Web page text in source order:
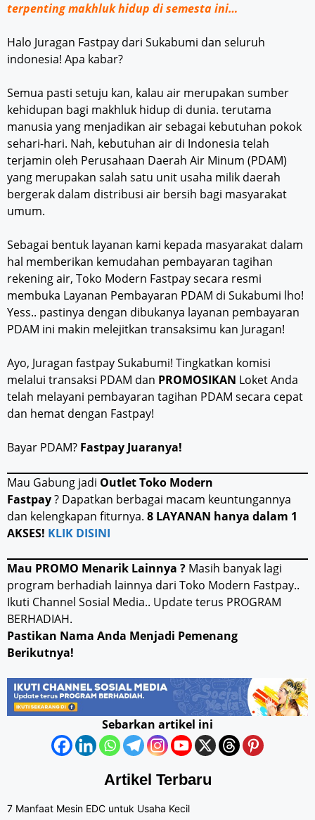
terpenting makhluk hidup di semesta ini…
Halo Juragan Fastpay dari Sukabumi dan seluruh
indonesia! Apa kabar?
Semua pasti setuju kan, kalau air merupakan sumber
kehidupan bagi makhluk hidup di dunia. terutama
manusia yang menjadikan air sebagai kebutuhan pokok
sehari-hari. Nah, kebutuhan air di Indonesia telah
terjamin oleh Perusahaan Daerah Air Minum (PDAM)
yang merupakan salah satu unit usaha milik daerah
bergerak dalam distribusi air bersih bagi masyarakat
umum.
Sebagai bentuk layanan kami kepada masyarakat dalam
hal memberikan kemudahan pembayaran tagihan
rekening air, Toko Modern Fastpay secara resmi
membuka Layanan Pembayaran PDAM di Sukabumi lho!
Yess.. pastinya dengan dibukanya layanan pembayaran
PDAM ini makin melejitkan transaksimu kan Juragan!
Ayo, Juragan fastpay Sukabumi! Tingkatkan komisi
melalui transaksi PDAM dan PROMOSIKAN Loket Anda
telah melayani pembayaran tagihan PDAM secara cepat
dan hemat dengan Fastpay!
Bayar PDAM? Fastpay Juaranya!
Mau Gabung jadi Outlet Toko Modern
Fastpay? Dapatkan berbagai macam keuntungannya
dan kelengkapan fiturnya. 8 LAYANAN hanya dalam 1
AKSES! KLIK DISINI
Mau PROMO Menarik Lainnya ? Masih banyak lagi
program berhadiah lainnya dari Toko Modern Fastpay..
Ikuti Channel Sosial Media.. Update terus PROGRAM
BERHADIAH.
Pastikan Nama Anda Menjadi Pemenang
Berikutnya!
Sebarkan artikel ini
Artikel Terbaru
7 Manfaat Mesin EDC untuk Usaha Kecil